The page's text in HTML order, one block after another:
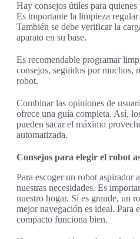
Hay consejos útiles para
Es importante la limpieza
También se debe verificar la
aparato en su base.
Es recomendable programar
consejos, seguidos por muchos,
robot.
Combinar las opiniones de
ofrece una guía completa. Así,
pueden sacar el máximo
automatizada.
Consejos para elegir el robot
Para escoger un robot aspirador
nuestras necesidades. Es
nuestro hogar. Si es grande, un
mejor navegación es ideal. Para
compacto funciona bien.